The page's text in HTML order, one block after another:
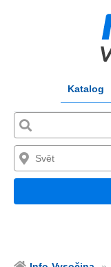
Katalog